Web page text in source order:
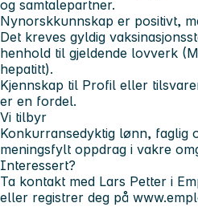
og samtalepartner.
Nynorskkunnskap er positivt,
Det kreves gyldig
henhold til gjeldende lovverk
hepatitt).
Kjennskap til Profil eller
er en fordel.
Vi tilbyr
Konkurransedyktig lønn, faglig
meningsfylt oppdrag i vakre
Interessert?
Ta kontakt med Lars Petter i
eller registrer deg på